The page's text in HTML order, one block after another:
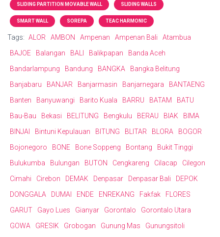
SLIDING PARTITION MOVABLE WALL SLIDING WALLS
SMART WALL SOREPA TEAC HARMONIC
Tags: ALOR AMBON Ampenan Ampenan Bali
Atambua
BAJOE
Balangan BALI Balikpapan
Banda Aceh
Bandarlampung
Bandung BANGKA
Bangka Belitung
Banjabaru
BANJAR Banjarmasin Banjarnegara
BANTAENG
Banten
Banyuwangi Barito Kuala BARRU BATAM
BATU
Bau-Bau
Bekasi BELITUNG Bengkulu BERAU BIAK
BIMA
BINJAI
Bintuni Kepulauan BITUNG BLITAR BLORA
BOGOR
Bojonegoro
BONE Bone Soppeng Bontang
Bukit Tinggi
Bulukumba
Bulungan BUTON Cengkareng Cilacap
Cilegon
Cimahi
Cirebon DEMAK Denpasar Denpasar Bali
DEPOK
DONGGALA
DUMAI ENDE ENREKANG Fakfak
FLORES
GARUT
Gayo Lues Gianyar Gorontalo
Gorontalo Utara
GOWA
GRESIK Grobogan Gunung Mas
Gunungsitoli